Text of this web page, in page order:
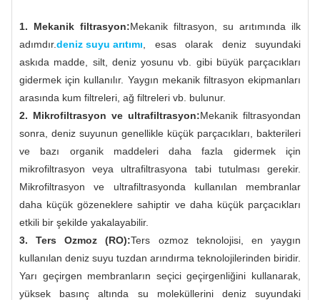
1. Mekanik filtrasyon:Mekanik filtrasyon, su arıtımında ilk
adımdır.deniz suyu arıtımı , esas olarak deniz suyundaki
askıda madde, silt, deniz yosunu vb. gibi büyük parçacıkları
gidermek için kullanılır. Yaygın mekanik filtrasyon ekipmanları
arasında kum filtreleri, ağ filtreleri vb. bulunur.
2. Mikrofiltrasyon ve ultrafiltrasyon:Mekanik filtrasyondan
sonra, deniz suyunun genellikle küçük parçacıkları, bakterileri
ve bazı organik maddeleri daha fazla gidermek için
mikrofiltrasyon veya ultrafiltrasyona tabi tutulması gerekir.
Mikrofiltrasyon ve ultrafiltrasyonda kullanılan membranlar
daha küçük gözeneklere sahiptir ve daha küçük parçacıkları
etkili bir şekilde yakalayabilir.
3. Ters Ozmoz (RO):Ters ozmoz teknolojisi, en yaygın
kullanılan deniz suyu tuzdan arındırma teknolojilerinden biridir.
Yarı geçirgen membranların seçici geçirgenliğini kullanarak,
yüksek basınç altında su moleküllerini deniz suyundaki